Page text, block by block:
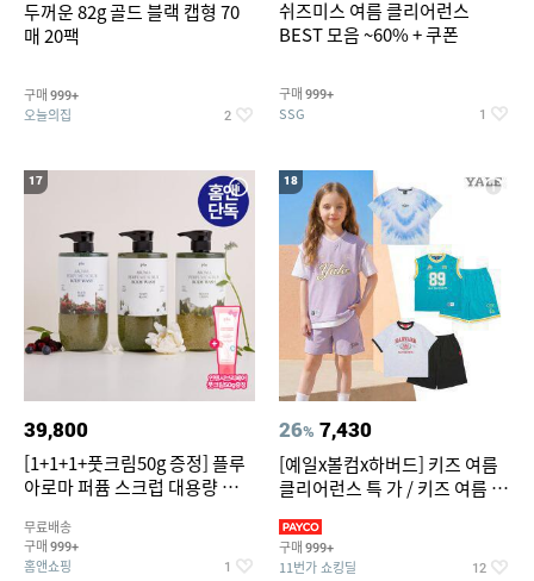
두꺼운 82g 골드 블랙 캡형 70
매 20팩
구매 999+
오늘의집 2
쉬즈미스 여름 클리어런스
BEST 모음 ~60% + 쿠폰
구매 999+
SSG 1
17
39,800
[1+1+1+풋크림50g 증정] 플루
아로마 퍼퓸 스크럽 대용량 바디
무료배송
구매 999+
홈앤쇼핑 1
18
26% 7,430
[예일x볼컴x하버드] 키즈 여름
클리어런스 특 가 / 키즈 여름 수
구매 999+
11번가 쇼킹딜 12